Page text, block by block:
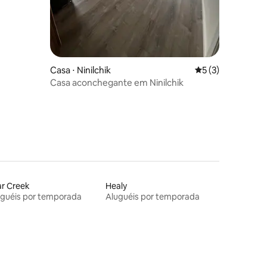
Casa ⋅ Ninilchik 5 de uma
5 (3)
Casa aconchegante em Ninilchik
Creek
por temporada
Healy
Aluguéis por temporada